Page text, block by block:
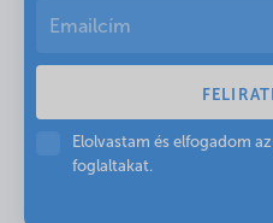
Elolvastam és elfogadom az
foglaltakat.